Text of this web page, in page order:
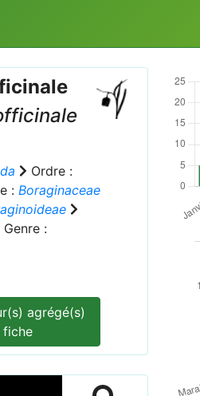
Ordre :
: Boraginaceae
Genre :
agrégé(s)
sur cette fiche